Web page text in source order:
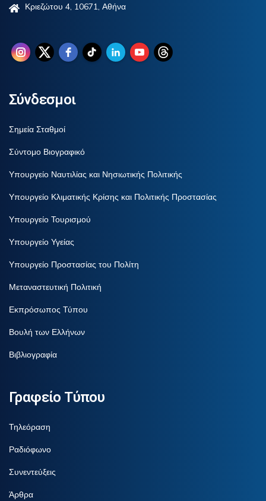
Κριεζώτου 4, 10671, Αθήνα
Σύνδεσμοι
Σημεία Σταθμοί
Σύντομο Βιογραφικό
Υπουργείο Ναυτιλίας και Νησιωτικής Πολιτικής
Υπουργείο Κλιματικής Κρίσης και Πολιτικής Προστασίας
Υπουργείο Τουρισμού
Υπουργείο Υγείας
Υπουργείο Προστασίας του Πολίτη
Μεταναστευτική Πολιτική
Εκπρόσωπος Τύπου
Βουλή των Ελλήνων
Βιβλιογραφία
Γραφείο Τύπου
Τηλεόραση
Ραδιόφωνο
Συνεντεύξεις
Άρθρα